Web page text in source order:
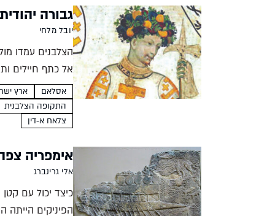
גבורה
יובל מלחי
הצלבנים עמדו
אל כתף חיילים
אסלאם ארץ
התקופה הצלבנית
צלאח א-דין
אימפריה
אלי גרינברג
כיצד יכול עם
הפיניקים הייתה